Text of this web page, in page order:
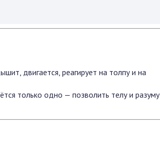
двигается, реагирует на толпу и на
только одно — позволить телу и разуму